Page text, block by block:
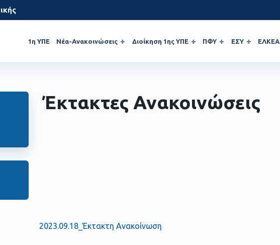
1η ΥΠΕ Νέα-Ανακοινώσεις Διοίκηση 1ης ΥΠΕ ΠΦΥ ΕΣΥ ΕΛΚΕΑ
Έκτακτες Ανακοινώσεις
2023.09.18_Έκτακτη Ανακοίνωση